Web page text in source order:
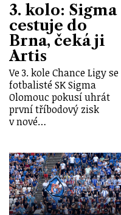
3. kolo: Sigma
cestuje do
Brna, čeká ji
Artis
Ve 3. kole Chance Ligy se
fotbalisté SK Sigma
Olomouc pokusí uhrát
první tříbodový zisk
v nové…